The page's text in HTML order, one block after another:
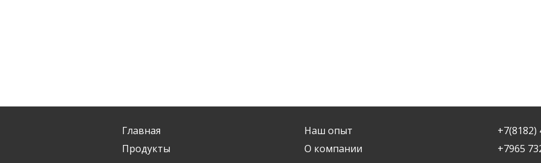
Главная
Продукты
Наш опыт
О компании
+7(8182)
+7965